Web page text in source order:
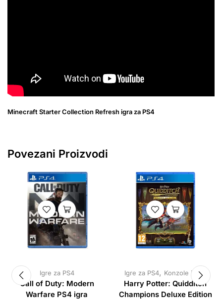
Minecraft Starter Collection Refresh igra za PS4
Povezani Proizvodi
Igre za PS4
Call of Duty: Modern
Warfare PS4 igra
Igre za PS4, Konzole i igre
Harry Potter: Quidditch
Champions Deluxe Edition